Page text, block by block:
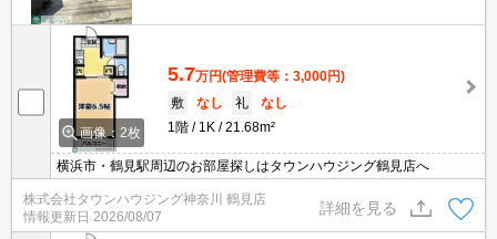
画像：2枚
5.7万円(管理費等：3,000円)
敷
なし 礼
なし
1階
1K 21.68m²
横浜市・鶴見駅周辺のお部屋探しはタウンハウジング鶴見店へ
株式会社タウンハウジング神奈川 鶴見店
情報更新日 2026/08/07
詳細を見る